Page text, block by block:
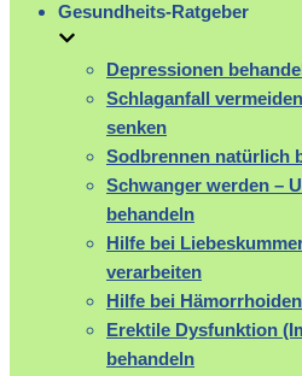
Gesundheits-Ratgeber
Depressionen
Schlaganfall
senken
Sodbrennen natürlich
Schwanger werden –
behandeln
Hilfe bei
verarbeiten
Hilfe bei
Erektile Dysfunktion
behandeln